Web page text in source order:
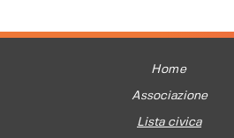
Home
Associazione
Lista civica